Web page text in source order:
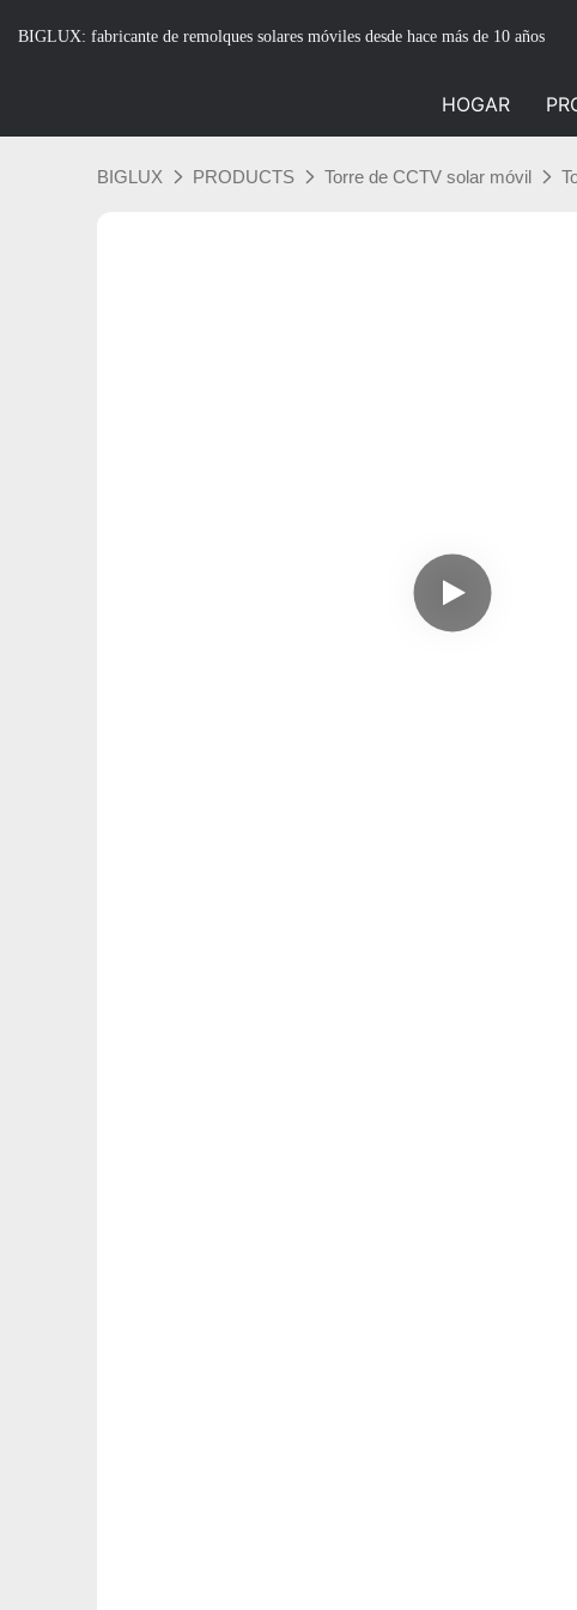
BIGLUX: fabricante de remolques solares móviles desde hace más de 10 años
HOGAR
BIGLUX PRODUCTS Torre de CCTV solar móvil